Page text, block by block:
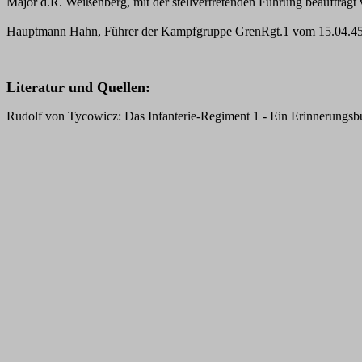
Hauptmann Hahn, Führer der Kampfgruppe GrenRgt.1 vom
Literatur und Quellen:
Rudolf von Tycowicz: Das Infanterie-Regiment 1 - Ein